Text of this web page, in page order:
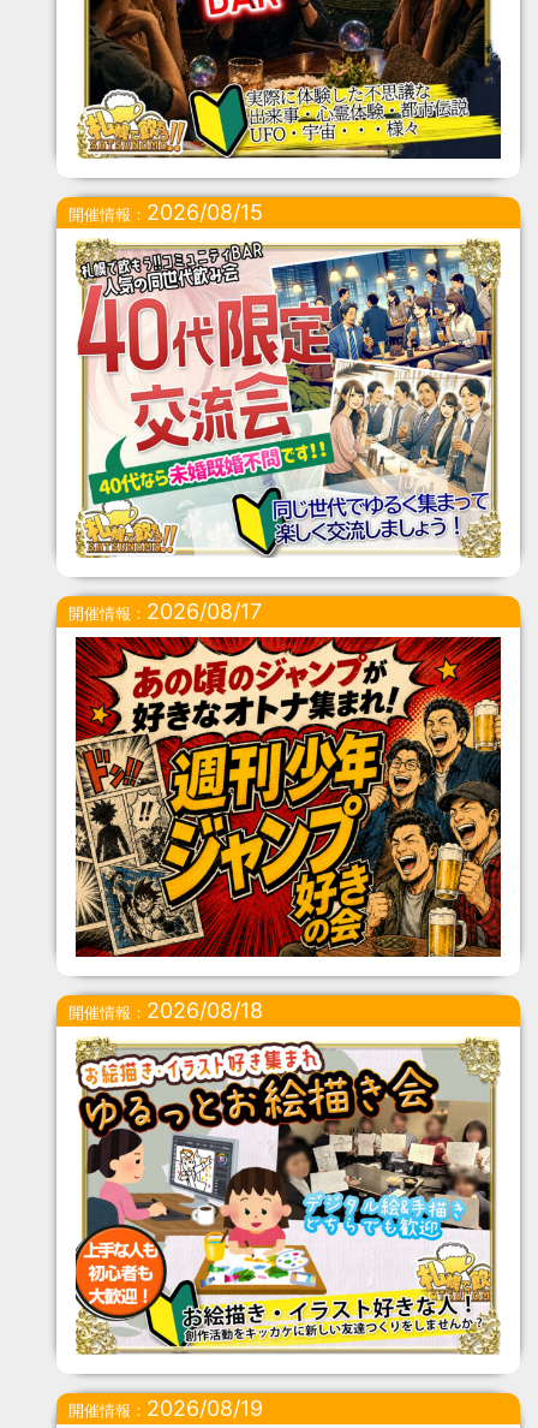
開催情報： 2026/08/15
開催情報： 2026/08/17
開催情報： 2026/08/18
開催情報： 2026/08/19